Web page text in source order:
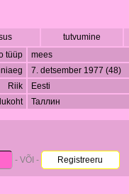
tutvumine
tüüp
mees
7. detsember 1977 (48)
Riik
Eesti
Таллин
- VÕI - Registreeru